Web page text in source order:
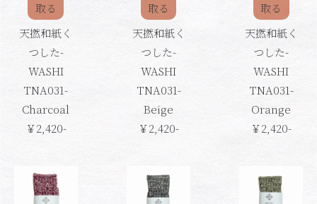
取る
天撚和紙く
つした-
WASHI
TNA031-
Charcoal
￥2,420-
取る
天撚和紙く
つした-
WASHI
TNA031-
Beige
￥2,420-
取る
天撚和紙く
つした-
WASHI
TNA031-
Orange
￥2,420-